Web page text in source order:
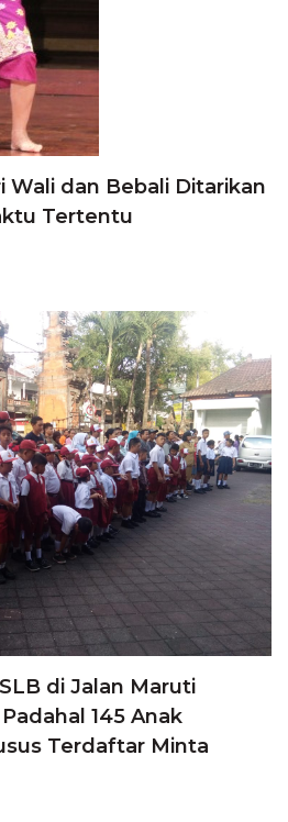
Wali dan Bebali Ditarikan
Tertentu
di Jalan Maruti
145 Anak
Terdaftar Minta